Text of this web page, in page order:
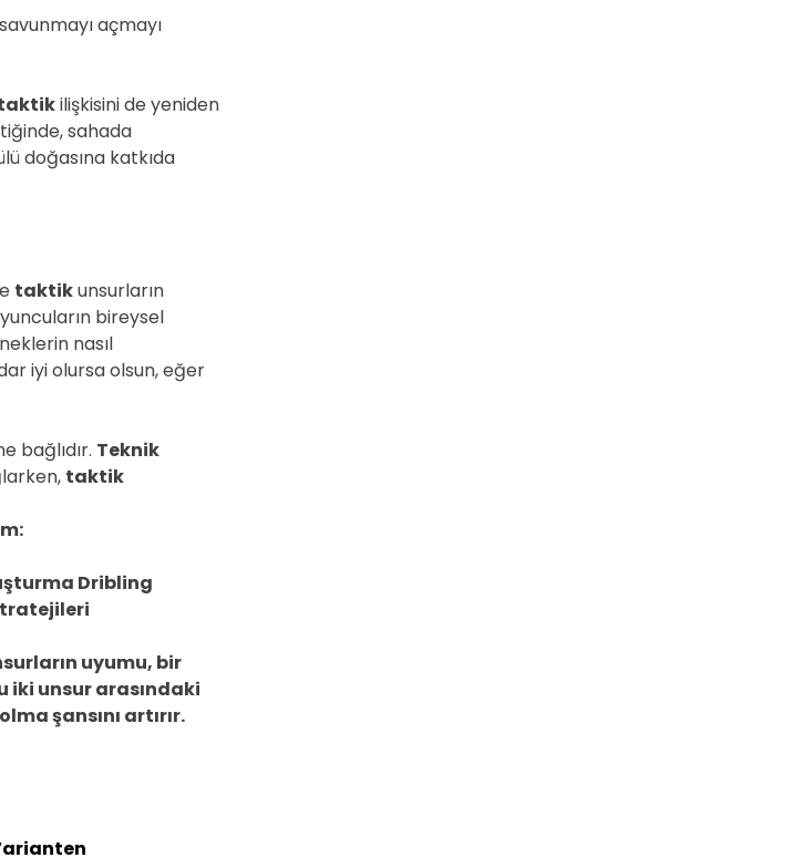
açmayı
ilişkisini de yeniden
sahada
doğasına katkıda
taktikunsurların
bireysel
nasıl
iyi olursa olsun, eğer
bağlıdır. Teknik
taktik
Dribling
uyumu, bir
iki unsur arasındaki
şansını artırır.